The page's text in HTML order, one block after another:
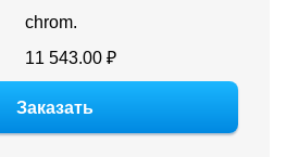
chrom.
11 543.00 ₽
Заказать